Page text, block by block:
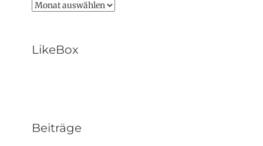
Archive
LikeBox
Beiträge